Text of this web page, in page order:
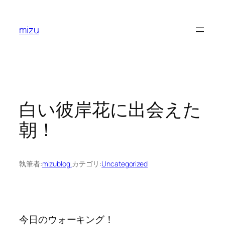
mizu
白い彼岸花に出会えた
朝！
執筆者:mizublog.カテゴリ:Uncategorized
今日のウォーキング！